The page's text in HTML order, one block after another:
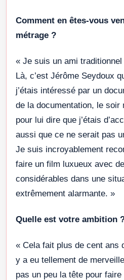
Comment en êtes-vous
métrage ?
« Je suis un ami
Là, c’est Jérôme Seydoux
j’étais intéressé par un
de la documentation, le soir
pour lui dire que j’étais
aussi que ce ne serait pas
Je suis incroyablement
faire un film luxueux avec
considérables dans une
extrêmement alarmante. »
Quelle est votre ambition
« Cela fait plus de cent ans
y a eu tellement de
pas un peu la tête pour faire